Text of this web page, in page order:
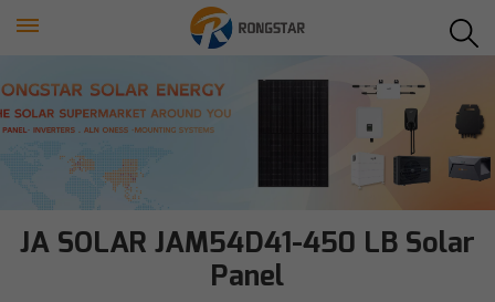
JA SOLAR JAM54D41-450 LB Solar
Panel